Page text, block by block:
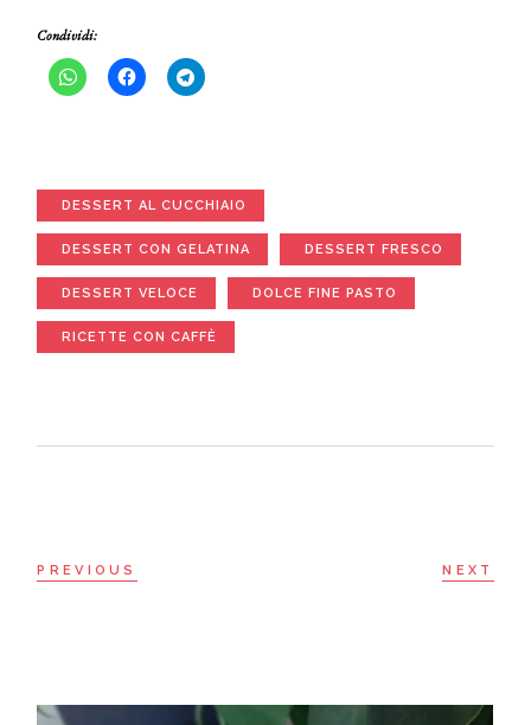
Condividi:
DESSERT AL CUCCHIAIO
DESSERT CON GELATINA DESSERT FRESCO
DESSERT VELOCE DOLCE FINE PASTO
RICETTE CON CAFFÈ
PREVIOUS NEXT